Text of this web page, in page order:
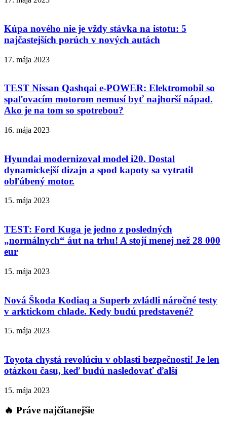
Kúpa nového nie je vždy stávka na istotu: 5
najčastejších porúch v nových autách
17. mája 2023
TEST Nissan Qashqai e-POWER: Elektromobil so
spaľovacím motorom nemusí byť najhorší nápad.
Ako je na tom so spotrebou?
16. mája 2023
Hyundai modernizoval model i20. Dostal
dynamickejší dizajn a spod kapoty sa vytratil
obľúbený motor.
15. mája 2023
TEST: Ford Kuga je jedno z posledných
„normálnych“ áut na trhu! A stojí menej než 28 000
eur
15. mája 2023
Nová Škoda Kodiaq a Superb zvládli náročné testy
v arktickom chlade. Kedy budú predstavené?
15. mája 2023
Toyota chystá revolúciu v oblasti bezpečnosti! Je len
otázkou času, keď budú nasledovať ďalší
15. mája 2023
🔥 Práve najčítanejšie